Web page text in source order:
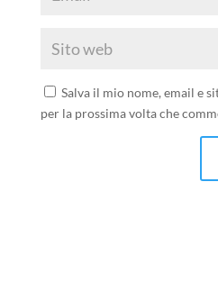
Salva il mio nome, email e
per la prossima volta che